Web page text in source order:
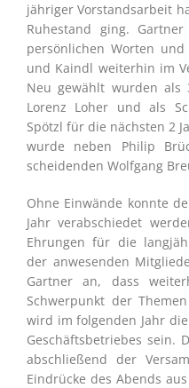
jähriger Vorstandsarbeit
Ruhestand ging.
persönlichen Worten
und Kaindl weiterhin im
Neu gewählt wurden als
Lorenz Loher und als
Spötzl für die nächsten 2
wurde neben Philip
scheidenden Wolfgang
Ohne Einwände konnte
Jahr verabschiedet
Ehrungen für die
der anwesenden
Gartner an, dass
Schwerpunkt der
wird im folgenden Jahr
Geschäftsbetriebes sein.
abschließend der
Eindrücke des Abends